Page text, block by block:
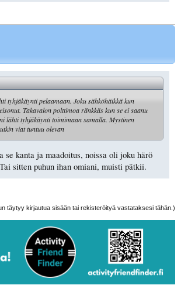
tyhjäkäynti pelaamaan. Joku sähköhäikkä kun
Takavalon polttimoa ränkkäs kun se ei saanu
lähti tyhjäkäynti toimimaan samalla. Mystinen
viat tuntuu olevan
se kanta ja maadoitus, noissa oli joku härö
sitten puhun ihan omiani, muisti pätkii.
täytyy kirjautua sisään tai rekisteröityä vastataksesi tähän.)